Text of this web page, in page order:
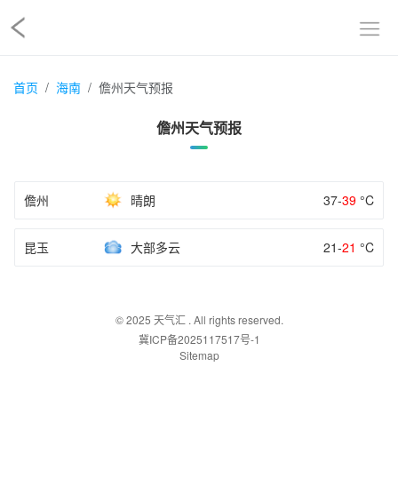
首页 海南 儋州天气预报
儋州天气预报
儋州 晴朗 37-39 °C
昆玉 大部多云 21-21 °C
© 2025 天气汇. All rights reserved.
冀ICP备2025117517号-1
Sitemap